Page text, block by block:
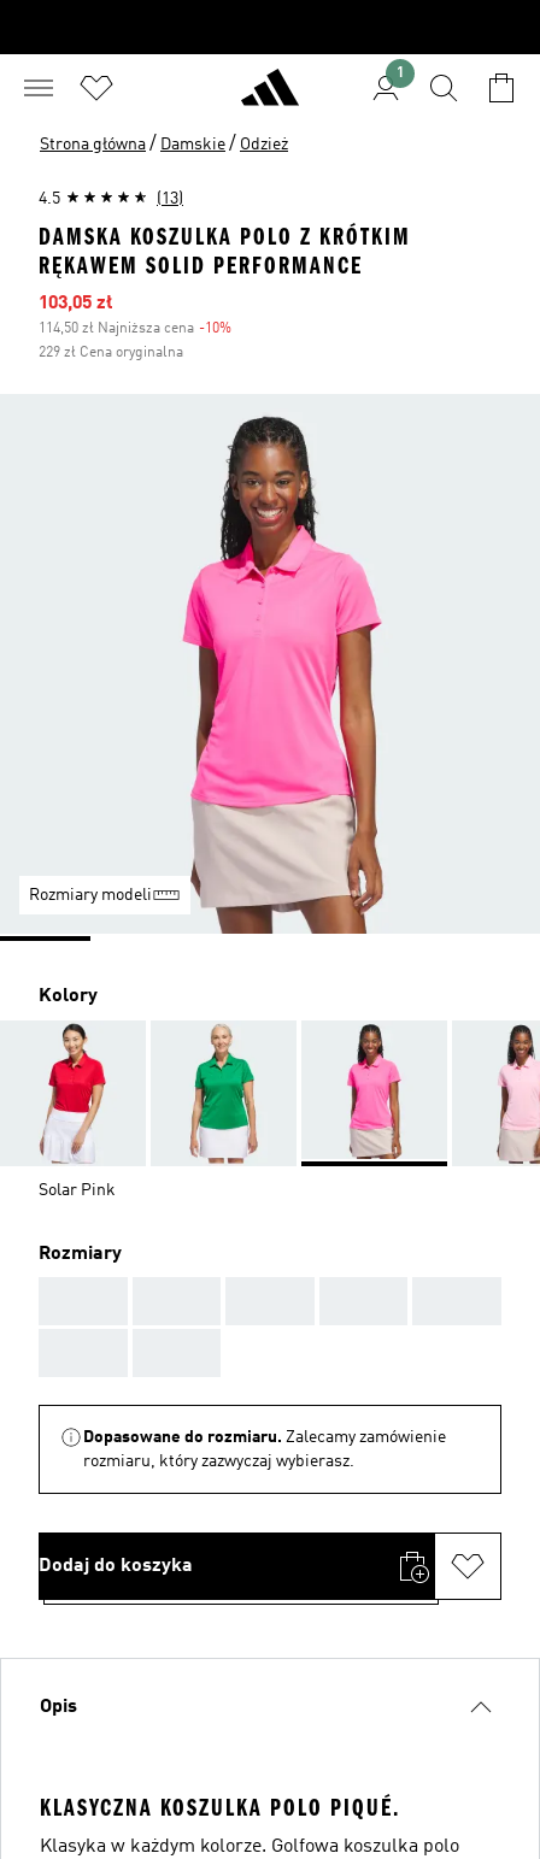
1
Strona główna / Damskie / Odzież
4.5 (13)
DAMSKA KOSZULKA POLO Z KRÓTKIM
RĘKAWEM SOLID PERFORMANCE
Ceny na wyprzedaży
103,05 zł
114,50 zł Najniższa cena -10%
229 zł Cena oryginalna
Rozmiary modeli
Kolory
Solar Pink
Rozmiary
Dopasowane do rozmiaru. Zalecamy zamówienie
rozmiaru, który zazwyczaj wybierasz.
Dodaj do koszyka
Opis
KLASYCZNA KOSZULKA POLO PIQUÉ.
Klasyka w każdym kolorze. Golfowa koszulka polo